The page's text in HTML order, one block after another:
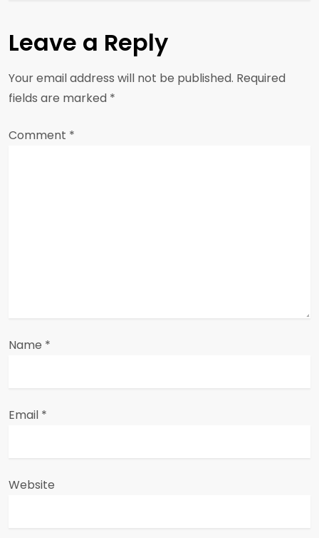
n
a
v
i
Leave a Reply
Your email address will not be published. Required
fields are marked *
Comment *
Name *
Email *
Website